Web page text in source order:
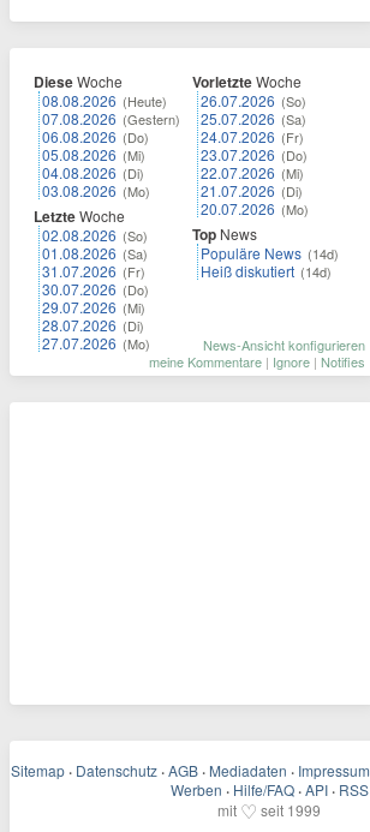
DieseWoche
08.08.2026 (Heute)
07.08.2026 (Gestern)
06.08.2026 (Do)
05.08.2026 (Mi)
04.08.2026 (Di)
03.08.2026 (Mo)
LetzteWoche
02.08.2026 (So)
01.08.2026 (Sa)
31.07.2026 (Fr)
30.07.2026 (Do)
29.07.2026 (Mi)
28.07.2026 (Di)
27.07.2026 (Mo)
VorletzteWoche
26.07.2026 (So)
25.07.2026 (Sa)
24.07.2026 (Fr)
23.07.2026 (Do)
22.07.2026 (Mi)
21.07.2026 (Di)
20.07.2026 (Mo)
Top News
Populäre News (14d)
Heiß diskutiert (14d)
News-Ansicht konfigurieren
meine Kommentare | Ignore | Notifies
Sitemap · Datenschutz · AGB · Mediadaten · Impressum
Werben · Hilfe/FAQ · API · RSS
mit ♡ seit 1999